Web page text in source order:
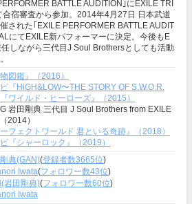
BATTLE AUDITION｣にEXILE TRI
合宿審査から参加。2014年4月27日 日本武道
された｢EXILE PERFORMER BATTLE AUDIT
にてEXILE新パフォーマーに決定。今後もE
しながら三代目J Soul Brothersとしても活動
図鑑』（2016）
『HiGH&LOW〜THE STORY OF S.W.O.R.
『ワイルド・ヒーローズ』（2015）
岩田剛典 三代目 J Soul Brothers from EXILE
2014）
フェクトワールド 君といる奇跡』（2018）
『シャーロック』（2019）
典(GAN)(登録者数3665位)
Iwata(フォロワー数43位)
岩田剛典)(フォロワー数60位)
Iwata